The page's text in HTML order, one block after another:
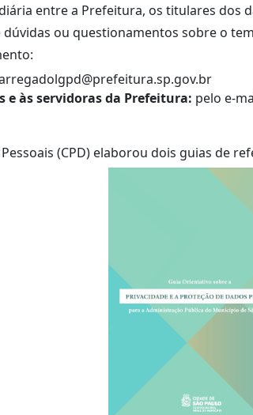
entre a Prefeitura, os titulares dos
ou questionamentos sobre o
e às servidoras da Prefeitura: pelo e-
(CPD) elaborou dois guias de